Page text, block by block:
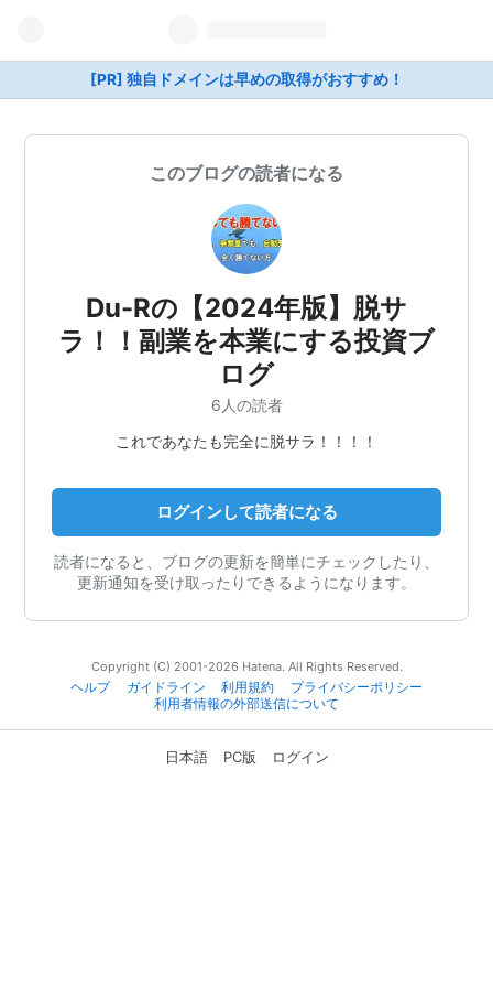
[PR] 独自ドメインは早めの取得がおすすめ！
このブログの読者になる
Du-Rの【2024年版】脱サ
ラ！！副業を本業にする投資ブ
ログ
6人の読者
これであなたも完全に脱サラ！！！！
ログインして読者になる
読者になると、ブログの更新を簡単にチェックしたり、
更新通知を受け取ったりできるようになります。
Copyright (C) 2001-2026 Hatena. All Rights Reserved.
ヘルプ
ガイドライン 利用規約
プライバシーポリシー
利用者情報の外部送信について
日本語 PC版 ログイン